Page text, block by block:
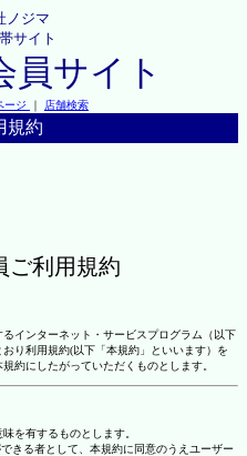
ノジマ
サイト
員サイト
ージ ｜ 店舗検索
規約
ご利用規約
インターネット・サービスプログラム（以下
り利用規約(以下「本規約」といいます）を
約にしたがっていただくものとします。
を有するものとします。
きる者として、本規約に同意のうえユーザー